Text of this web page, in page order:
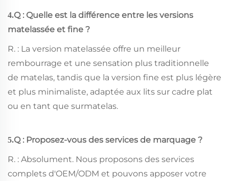
4.Q : Quelle est la différence entre les versions
matelassée et fine ?
R. : La version matelassée offre un meilleur
rembourrage et une sensation plus traditionnelle
de matelas, tandis que la version fine est plus légère
et plus minimaliste, adaptée aux lits sur cadre plat
ou en tant que surmatelas.
5.Q : Proposez-vous des services de marquage ?
R. : Absolument. Nous proposons des services
complets d'OEM/ODM et pouvons apposer votre